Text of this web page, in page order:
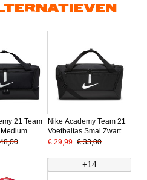
21 Team
Zwart
Nike Academy Team 21
Voetbaltas Smal Zwart
€ 29,99 € 33,00
+14